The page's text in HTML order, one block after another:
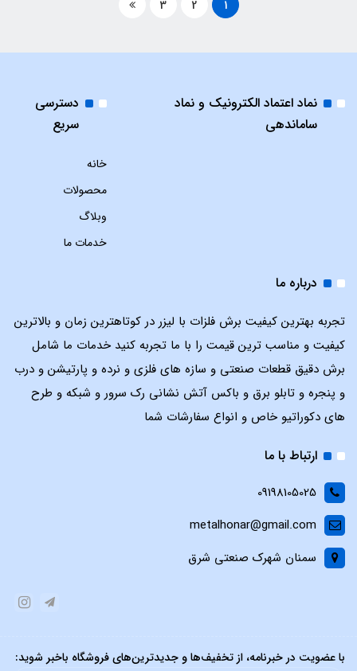
1
2
3
نماد اعتماد الکترونیک و نماد
ساماندهی
دسترسی
سریع
خانه
محصولات
وبلاگ
خدمات ما
درباره ما
تجربه بهترین کیفیت برش فلزات با لیزر در کوتاهترین زمان و بالاترین
کیفیت و مناسب ترین قیمت را با ما تجربه کنید خدمات ما شامل
برش دقیق قطعات صنعتی و سازه های فلزی و نرده و پارتیشن و درب
و پنجره و تابلو برق و باکس آتش نشانی رک سرور و شبکه و طرح
های دکوراتیو خاص و انواع سفارشات شما
ارتباط با ما
09198105025
metalhonar@gmail.com
سمنان شهرک صنعتی شرق
با عضویت در خبرنامه، از تخفیف‌ها و جدیدترین‌های فروشگاه باخبر شوید: